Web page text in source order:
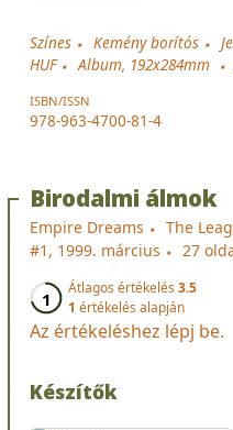
Színes Kemény borítós
HUF
Album, 192x284mm
ISBN/ISSN
978-963-4700-81-4
Birodalmi álmok
Empire Dreams
The
#1, 1999. március
27
1
Átlagos értékelés 3.5
1 értékelés alapján
Az értékeléshez lépj be.
Készítők